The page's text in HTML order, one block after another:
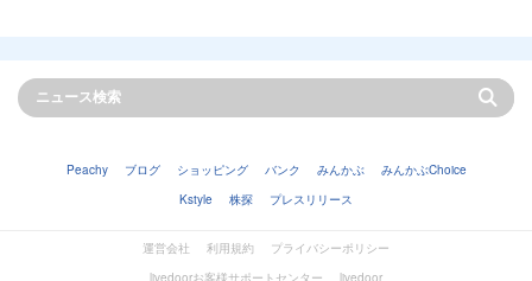
Peachy ブログ ショッピング バンク みんかぶ
みんかぶChoice
Kstyle
株探 プレスリリース
運営会社 利用規約
プライバシーポリシー
livedoorお客様サポートセンター
livedoor